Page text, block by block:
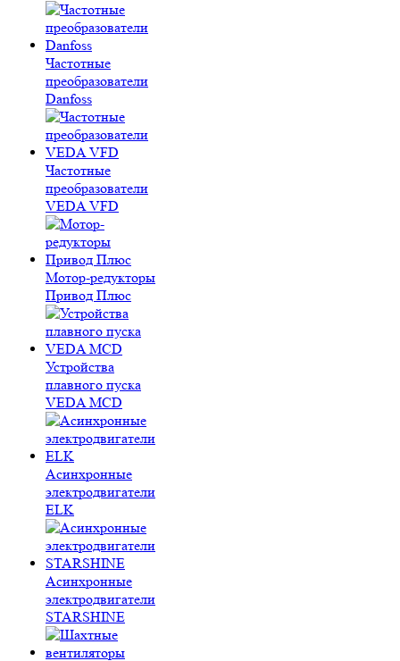
Частотные
преобразователи
Danfoss
Частотные
преобразователи
VEDA VFD
Мотор-редукторы
Привод Плюс
Устройства
плавного пуска
VEDA MCD
Асинхронные
электродвигатели
ELK
Асинхронные
электродвигатели
STARSHINE